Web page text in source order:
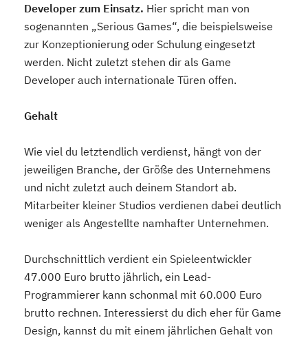
Developer zum Einsatz. Hier spricht man von
sogenannten „Serious Games“, die beispielsweise
zur Konzeptionierung oder Schulung eingesetzt
werden. Nicht zuletzt stehen dir als Game
Developer auch internationale Türen offen.
Gehalt
Wie viel du letztendlich verdienst, hängt von der
jeweiligen Branche, der Größe des Unternehmens
und nicht zuletzt auch deinem Standort ab.
Mitarbeiter kleiner Studios verdienen dabei deutlich
weniger als Angestellte namhafter Unternehmen.
Durchschnittlich verdient ein Spieleentwickler
47.000 Euro brutto jährlich, ein Lead-
Programmierer kann schonmal mit 60.000 Euro
brutto rechnen. Interessierst du dich eher für Game
Design, kannst du mit einem jährlichen Gehalt von